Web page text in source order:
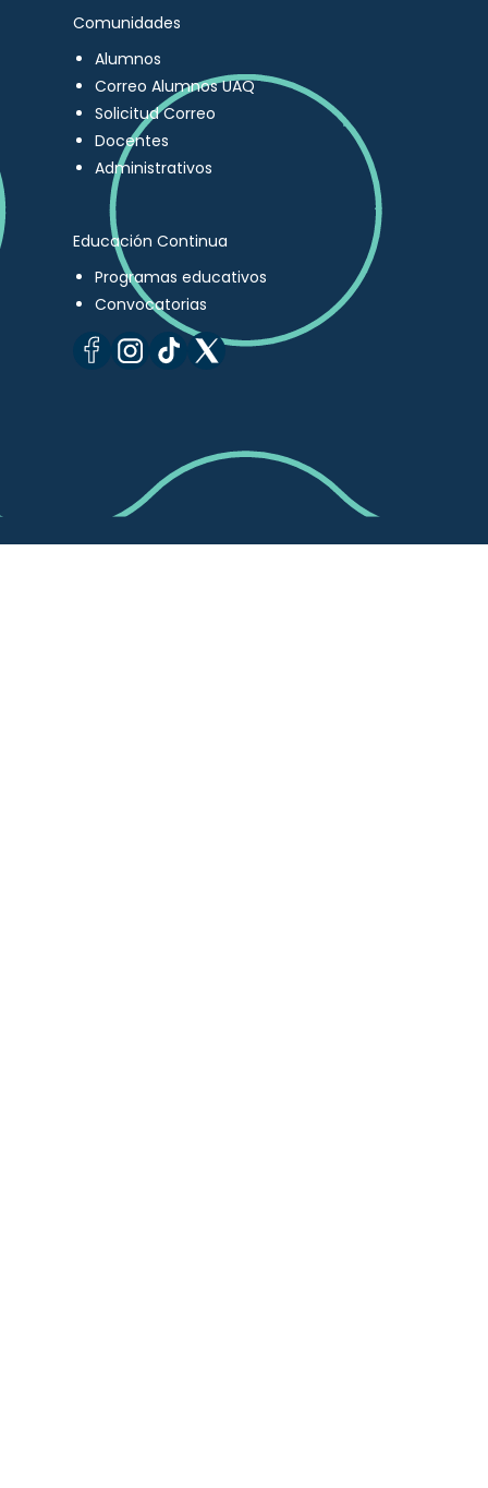
Comunidades
Alumnos
Correo Alumnos UAQ
Solicitud Correo
Docentes
Administrativos
Educación Continua
Programas educativos
Convocatorias